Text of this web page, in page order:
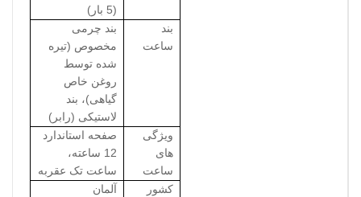
(5 بار)
بند
ساعت
بند چرمی
مخصوص (تیره
شده توسط
روغن خاص
گیاهی)، بند
لاستیکی (رابر)
ویژگی
های
ساعت
صفحه استاندارد
12 ساعته،
ساعت تک عقربه
کشور
آلمان